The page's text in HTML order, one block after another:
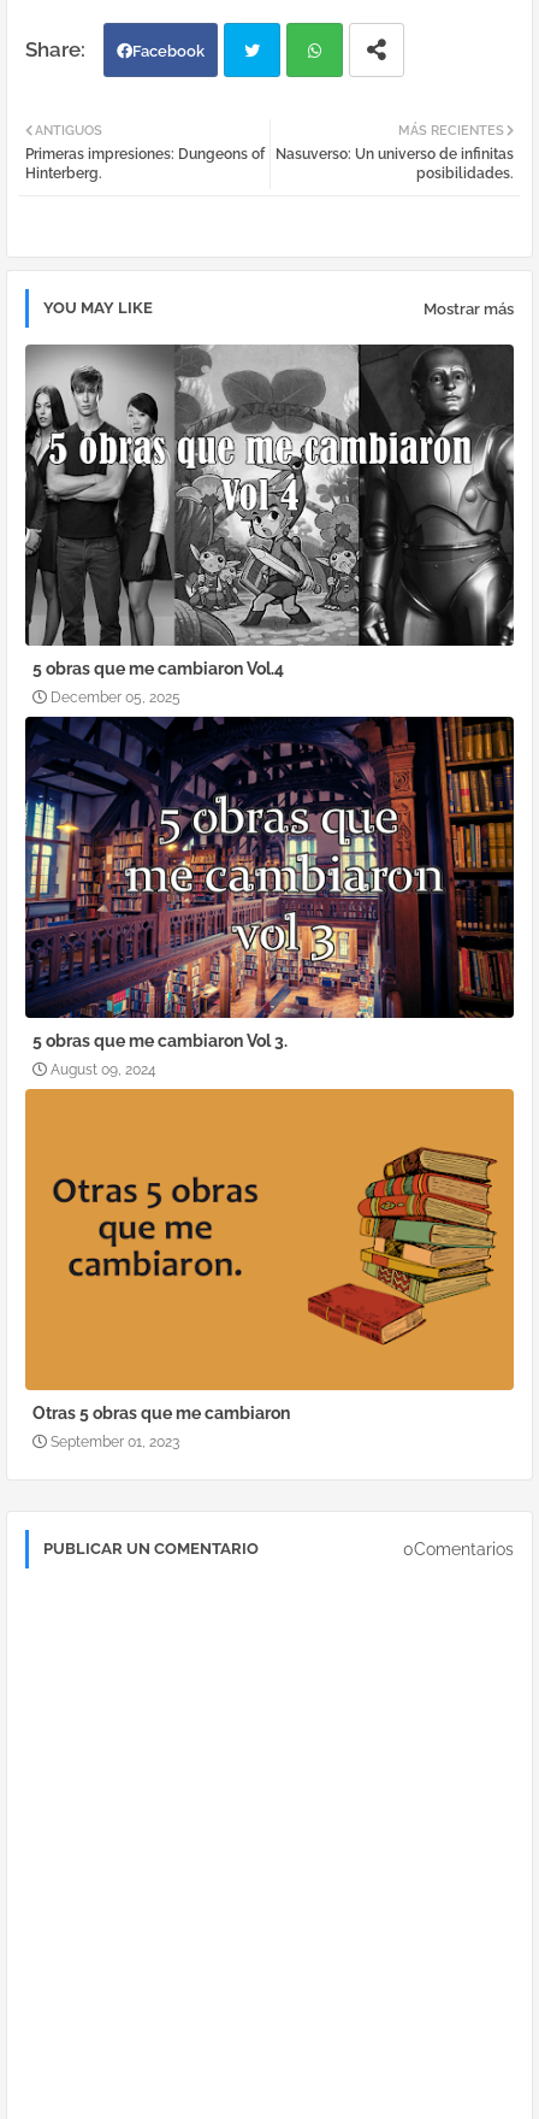
Facebook
tter atsa
MÁS RECIENTES
Nasuverso: Un universo de infinitas
posibilidades.
ANTIGUOS
Primeras impresiones: Dungeons of
Hinterberg.
YOU MAY LIKE Mostrar más
5 obras que me cambiaron Vol.4
December 05, 2025
5 obras que me cambiaron Vol 3.
August 09, 2024
Otras 5 obras que me cambiaron
September 01, 2023
PUBLICAR UN COMENTARIO 0Comentarios